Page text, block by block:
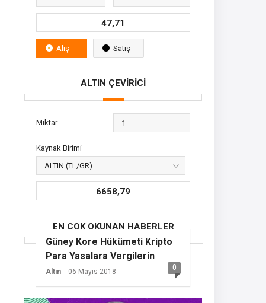
47,71
Alış Satış
ALTIN ÇEVİRİCİ
Miktar
Kaynak Birimi
6658,79
EN ÇOK OKUNAN HABERLER
Güney Kore Hükümeti Kripto
Para Yasalara Vergilerin
Getireceğini Açıkladı
Altın - 06 Mayıs 2018 0